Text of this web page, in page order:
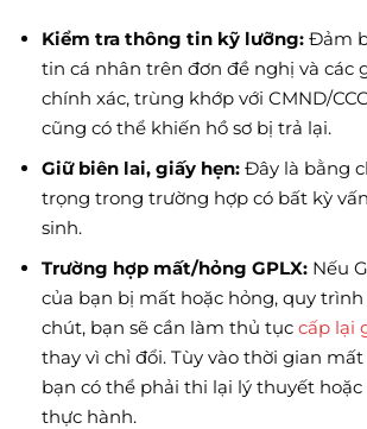
Kiểm tra thông tin kỹ lưỡng:Đảm
tin cá nhân trên đơn đề nghị và các
chính xác, trùng khớp với CMND/
cũng có thể khiến hồ sơ bị trả lại.
Giữ biên lai, giấy hẹn:Đây là bằng
trọng trong trường hợp có bất kỳ
sinh.
Trường hợp mất/hỏng GPLX:Nếu
của bạn bị mất hoặc hỏng, quy
chút, bạn sẽ cần làm thủ tục cấp lại
thay vì chỉ đổi. Tùy vào thời gian mất
bạn có thể phải thi lại lý thuyết hoặc
thực hành.